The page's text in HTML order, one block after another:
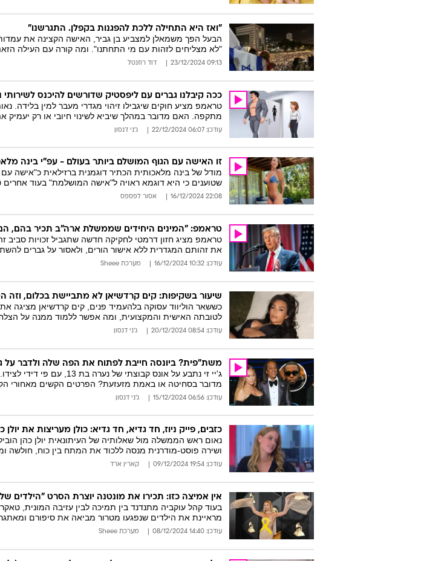
"ואז היא התחילה ללכת להפגנות בקפלן. התגרשנו"
הבעל הפך משמאלן למצביע בן גביר, האישה הקצינה את
"לא מצליחים לזהות עם מי התחתנו". ומה קורה עם העילה
09:13 23/12/2024 דוד רוזנטל
ככה קיבלנו גברים עם ליפסטיק שדורשים להיכנס לשירותי
טראמפ מציע חוקים שיגבילו זיהוי מגדרי מעבר למין
מתקפה. האם מדובר במהלך שיביא לשינוי חיובי או רק יעמיק
עודכן: 06:07 22/12/2024 ג'ני דנסון
זו האישה עם הגוף המושלם ביותר בעולם - עפ"י בינה
מודל של בינה מלאכותית הכתיר דוגמנית ברזילאית כ"אישה
שטוענים כי היא דוגמא ראויה ל"אישה המושלמת" בעוד אחרים
22:08 16/12/2024 אסור לפספס
טראמפ: "המינים היחידים שממשלת ארה"ב תכיר בהם,
טראמפ מציג חזון דרמטי לחקיקה חדשה שתגביל זכויות סביב
את זהותם המגדרית ללא אישור הורים, ולאסור על גברים
עודכן: 10:32 16/12/2024 מערכת Sheee
שיעור בשקיפות: קים קרדשיאן לא מתביישת בכלום, וזה
כששאר הוליווד עסוקה בלהעמיד פנים, קים קרדשיאן מציגה
לטובתה האישית והמקצועית, ומה אפשר ללמוד ממנה על
עודכן: 08:54 20/12/2024 ג'ני דנסון
משת"פית? ביונסה חייבת לפתוח את הפה שלה ולדבר על
ג'יי זי נתבע על אונס
מדובר בסחיטה או באמת מזעזעת? הפרטים הקשים מאחורי
עודכן: 06:56 15/12/2024 ג'ני דנסון
כזבים, פייק ניוז, חד גדיא, חד גדיא: כולן מעריצות את יולן
נאום ראש הממשלה מול שאלותיה של העיתונאית יולן כהן
ושירה פוסט-מודרנית מנסה ללכוד את המתח בין כוח, חולשה
עודכן: 19:54 09/12/2024 קארין ארד
אין אמיצה כזו: תכירו את מונטנה יוצרת הסרט "הילדים של 7 באוקטובר"
מראיינת את הילדים שנפגעו מטרור מביאה את סיפורם
עודכן: 14:40 08/12/2024 מערכת Sheee